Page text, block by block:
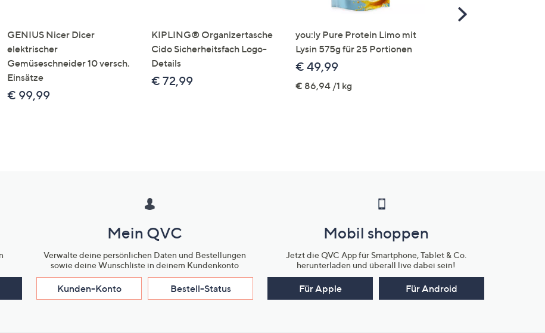
GENIUS Nicer Dicer
elektrischer
Gemüseschneider 10 versch.
Einsätze
€ 99,99
KIPLING® Organizertasche
Cido Sicherheitsfach Logo-
Details
€ 72,99
you:ly Pure Protein Limo mit
Lysin 575g für 25 Portionen
€ 49,99
€ 86,94 /1 kg
Scroll
Mein QVC
Verwalte deine persönlichen Daten und Bestellungen
sowie deine Wunschliste in deinem Kundenkonto
Kunden-Konto Bestell-Status
Mobil shoppen
Jetzt die QVC App für Smartphone, Tablet & Co.
herunterladen und überall live dabei sein!
Für Apple Für Android